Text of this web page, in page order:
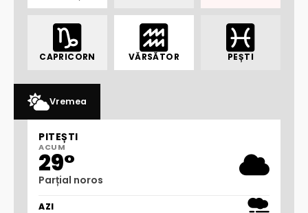
CAPRICORN VĂRSĂTOR PEȘTI
Vremea
PITEȘTI
ACUM
29°
Parțial noros
AZI